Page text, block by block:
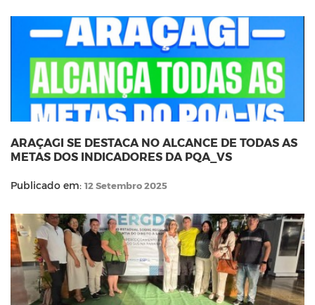
ARAÇAGI SE DESTACA NO ALCANCE DE TODAS AS
METAS DOS INDICADORES DA PQA_VS
Publicado em: 12 Setembro 2025